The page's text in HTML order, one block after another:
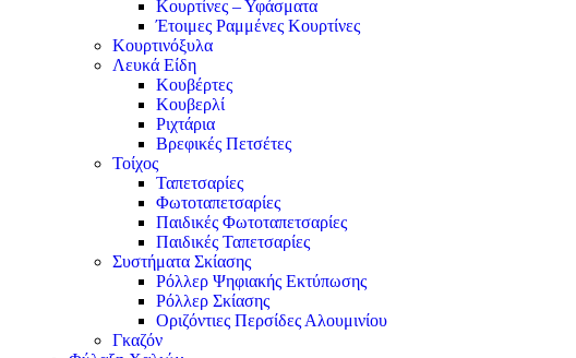
Κουρτίνες – Υφάσματα
Έτοιμες Ραμμένες Κουρτίνες
Κουρτινόξυλα
Λευκά Είδη
Κουβέρτες
Κουβερλί
Ριχτάρια
Βρεφικές Πετσέτες
Τοίχος
Ταπετσαρίες
Φωτοταπετσαρίες
Παιδικές Φωτοταπετσαρίες
Παιδικές Ταπετσαρίες
Συστήματα Σκίασης
Ρόλλερ Ψηφιακής Εκτύπωσης
Ρόλλερ Σκίασης
Οριζόντιες Περσίδες Αλουμινίου
Γκαζόν